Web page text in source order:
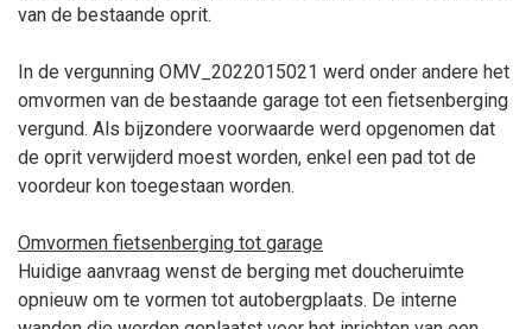
van de bestaande oprit.
In de vergunning OMV_2022015021 werd onder andere het
omvormen van de bestaande garage tot een fietsenberging
vergund. Als bijzondere voorwaarde werd opgenomen dat
de oprit verwijderd moest worden, enkel een pad tot de
voordeur kon toegestaan worden.
Omvormen fietsenberging tot garage
Huidige aanvraag wenst de berging met doucheruimte
opnieuw om te vormen tot autobergplaats. De interne